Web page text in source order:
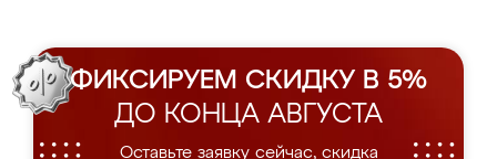
ФИКСИРУЕМ СКИДКУ В 5%
ДО КОНЦА АВГУСТА
Оставьте заявку сейчас, скидка